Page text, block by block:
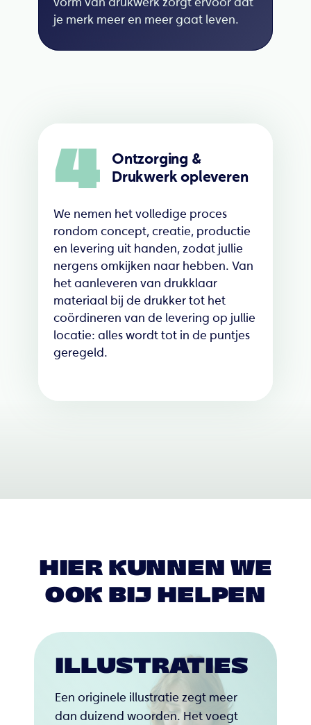
je merk meer en meer gaat leven.
Ontzorging &
Drukwerk opleveren
We nemen het volledige proces
rondom concept, creatie, productie
en levering uit handen, zodat jullie
nergens omkijken naar hebben. Van
het aanleveren van drukklaar
materiaal bij de drukker tot het
coördineren van de levering op jullie
locatie: alles wordt tot in de puntjes
geregeld.
4
ILLUSTRATIES
Een originele illustratie zegt meer
dan duizend woorden. Het voegt
HIER KUNNEN WE
OOK BIJ HELPEN